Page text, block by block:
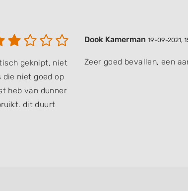
geknipt, niet
niet goed op
heb van dunner
dit duurt
Dook Kamerman 19-09-2021,
Zeer goed bevallen, een